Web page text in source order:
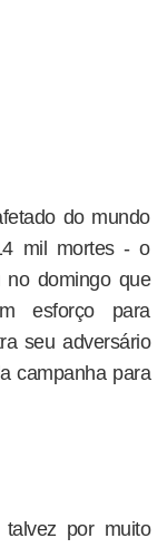
do mundo
mil mortes - o
no domingo que
esforço para
seu adversário
campanha para
por muito